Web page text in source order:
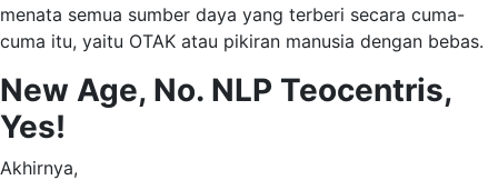
menata semua sumber daya yang terberi secara cuma-
cuma itu, yaitu OTAK atau pikiran manusia dengan bebas.
New Age, No. NLP Teocentris,
Yes!
Akhirnya,